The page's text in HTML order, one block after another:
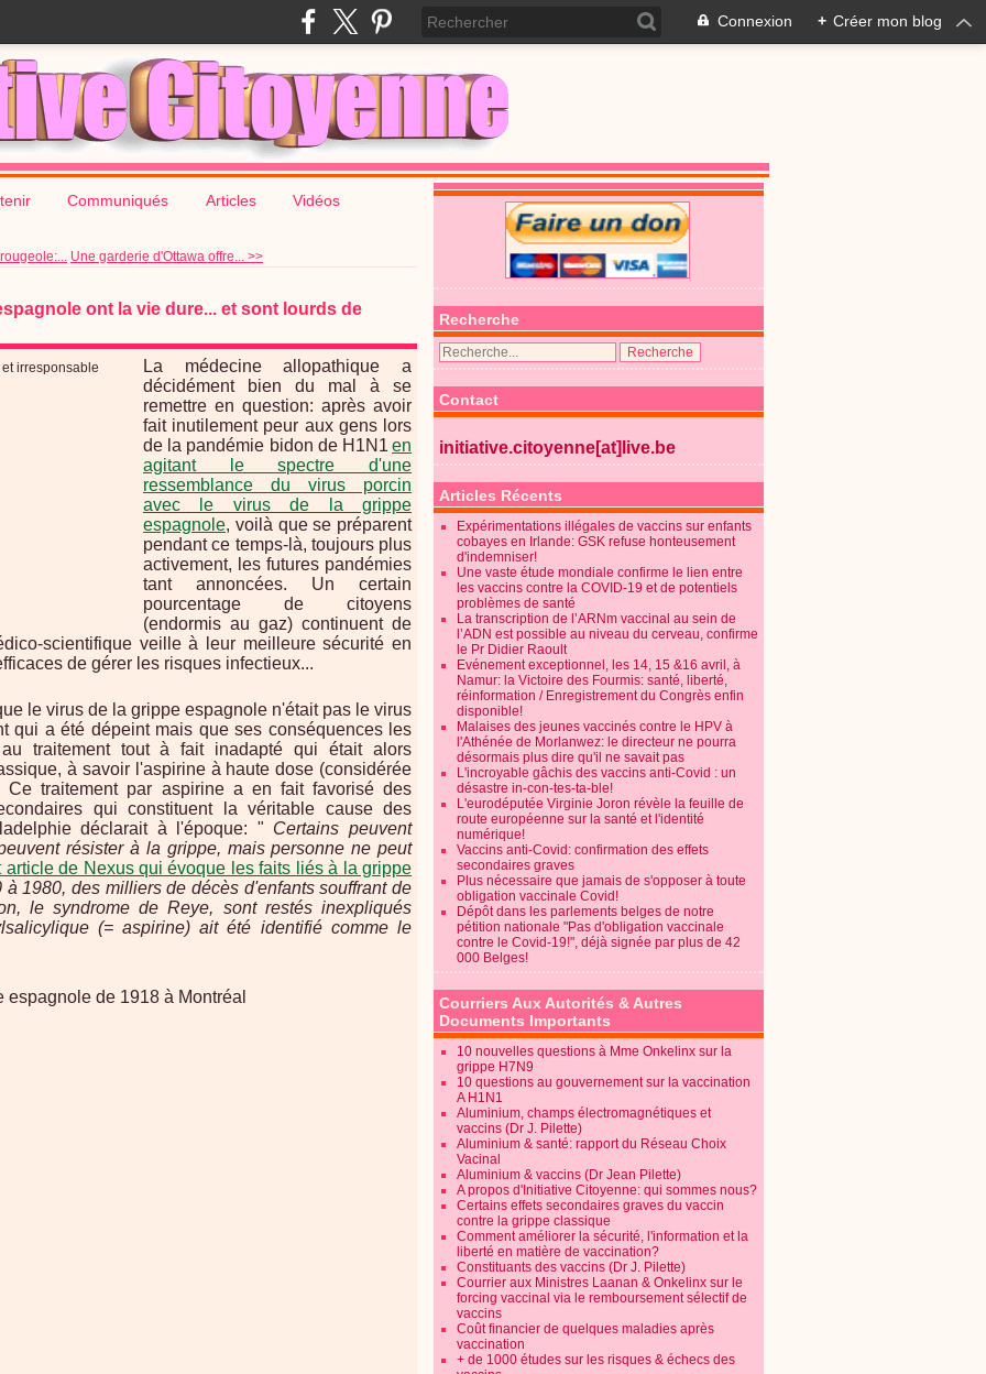
Connexion + Créer mon blog
Communiqués Articles Vidéos
Une garderie d'Ottawa offre... >>
ont la vie dure... et sont lourds de
La médecine allopathique a
décidément bien du mal à se
remettre en question: après avoir
fait inutilement peur aux gens lors
de la pandémie bidon de H1N1 en
agitant le spectre d'une
ressemblance du virus porcin
avec le virus de la grippe
espagnole, voilà que se préparent
pendant ce temps-là, toujours plus
activement, les futures pandémies
tant annoncées. Un certain
pourcentage de citoyens
(endormis au gaz) continuent de
scientifique veille à leur meilleure sécurité en
de gérer les risques infectieux...
le virus de la grippe espagnole n'était pas le virus
qui a été dépeint mais que ses conséquences les
traitement tout à fait inadapté qui était alors
à savoir l'aspirine à haute dose (considérée
Ce traitement par aspirine a en fait favorisé des
qui constituent la véritable cause des
déclarait à l'époque: " Certains peuvent
résister à la grippe, mais personne ne peut
article de Nexus qui évoque les faits liés à la grippe
à 1980, des milliers de décès d'enfants souffrant de
le syndrome de Reye, sont restés inexpliqués
(= aspirine) ait été identifié comme le
Recherche
Contact
initiative.citoyenne[at]live.be
Articles Récents
Expérimentations illégales de vaccins sur enfants
cobayes en Irlande: GSK refuse honteusement
d'indemniser!
Une vaste étude mondiale confirme le lien entre
les vaccins contre la COVID-19 et de potentiels
problèmes de santé
La transcription de l’ARNm vaccinal au sein de
l’ADN est possible au niveau du cerveau, confirme
le Pr Didier Raoult
Evénement exceptionnel, les 14, 15 &16 avril, à
Namur: la Victoire des Fourmis: santé, liberté,
réinformation / Enregistrement du Congrès enfin
disponible!
Malaises des jeunes vaccinés contre le HPV à
l'Athénée de Morlanwez: le directeur ne pourra
désormais plus dire qu'il ne savait pas
L'incroyable gâchis des vaccins anti-Covid : un
désastre in-con-tes-ta-ble!
L'eurodéputée Virginie Joron révèle la feuille de
route européenne sur la santé et l'identité
numérique!
Vaccins anti-Covid: confirmation des effets
secondaires graves
Plus nécessaire que jamais de s'opposer à toute
obligation vaccinale Covid!
Dépôt dans les parlements belges de notre
pétition nationale "Pas d'obligation vaccinale
contre le Covid-19!", déjà signée par plus de 42
000 Belges!
Courriers Aux Autorités & Autres
Documents Importants
10 nouvelles questions à Mme Onkelinx sur la
grippe H7N9
10 questions au gouvernement sur la vaccination
A H1N1
Aluminium, champs électromagnétiques et
vaccins (Dr J. Pilette)
Aluminium & santé: rapport du Réseau Choix
Vacinal
Aluminium & vaccins (Dr Jean Pilette)
A propos d'Initiative Citoyenne: qui sommes nous?
Certains effets secondaires graves du vaccin
contre la grippe classique
Comment améliorer la sécurité, l'information et la
liberté en matière de vaccination?
Constituants des vaccins (Dr J. Pilette)
Courrier aux Ministres Laanan & Onkelinx sur le
forcing vaccinal via le remboursement sélectif de
vaccins
Coût financier de quelques maladies après
vaccination
+ de 1000 études sur les risques & échecs des